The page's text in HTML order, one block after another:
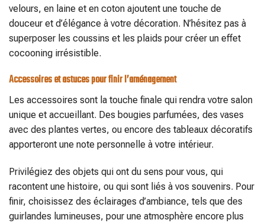
velours, en laine et en coton ajoutent une touche de
douceur et d’élégance à votre décoration. N’hésitez pas à
superposer les coussins et les plaids pour créer un effet
cocooning irrésistible.
Accessoires et astuces pour finir l’aménagement
Les accessoires sont la touche finale qui rendra votre salon
unique et accueillant. Des bougies parfumées, des vases
avec des plantes vertes, ou encore des tableaux décoratifs
apporteront une note personnelle à votre intérieur.
Privilégiez des objets qui ont du sens pour vous, qui
racontent une histoire, ou qui sont liés à vos souvenirs. Pour
finir, choisissez des éclairages d’ambiance, tels que des
guirlandes lumineuses, pour une atmosphère encore plus